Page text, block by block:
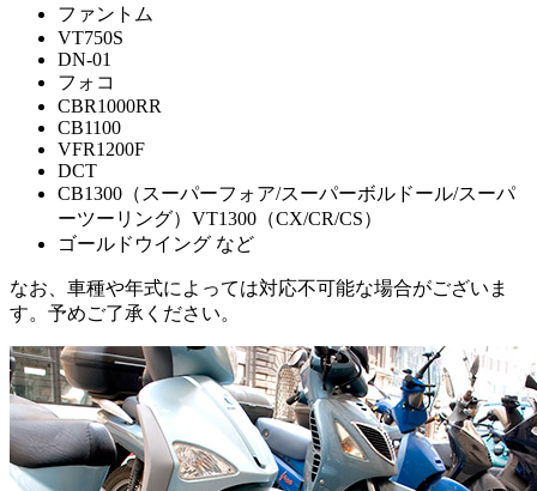
ファントム
VT750S
DN-01
フォコ
CBR1000RR
CB1100
VFR1200F
DCT
CB1300（スーパーフォア/スーパーボルドール/スーパ
ーツーリング）VT1300（CX/CR/CS）
ゴールドウイング など
なお、車種や年式によっては対応不可能な場合がございま
す。予めご了承ください。